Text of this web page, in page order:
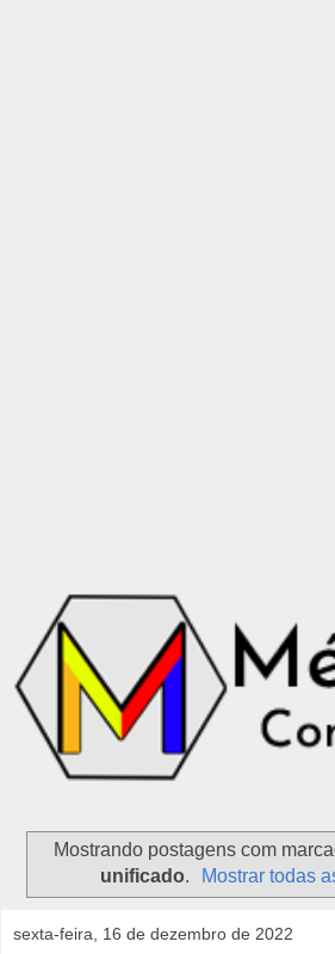
Mostrando postagens com
unificado. Mostrar todas
sexta-feira, 16 de dezembro de 2022